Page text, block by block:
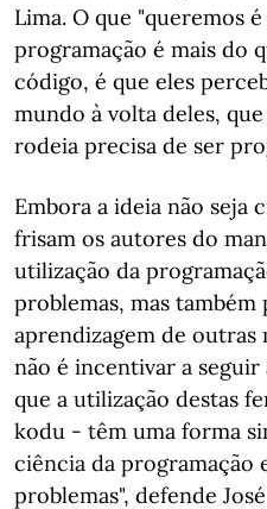
Lima. O que "queremos
programação é mais do
código, é que eles
mundo à volta deles,
rodeia precisa de ser
Embora a ideia não seja
frisam os autores do
utilização da
problemas, mas também
aprendizagem de outras
não é incentivar a
que a utilização destas
kodu - têm uma forma
ciência da programação
problemas", defende